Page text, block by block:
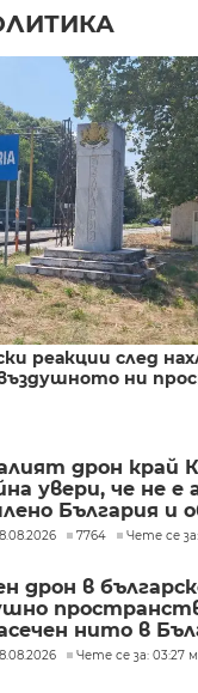
реакции след
ни
дрон край
увери, че не е
България и
7764 Чете се
дрон в
нито в
Чете се за: 03:27